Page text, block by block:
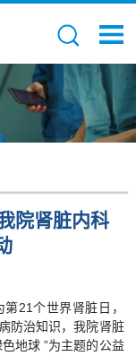
院肾脏内科
21个世界肾脏日，
防治知识，我院肾脏
地球 ”为主题的公益